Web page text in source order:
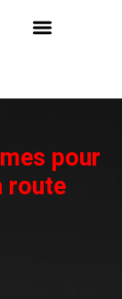
pour
route